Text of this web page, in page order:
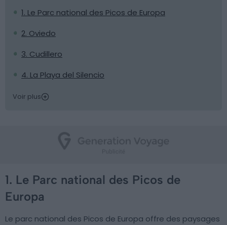
1. Le Parc national des Picos de Europa
2. Oviedo
3. Cudillero
4. La Playa del Silencio
Voir plus
1. Le Parc national des Picos de
Europa
Le parc national des Picos de Europa offre des paysages